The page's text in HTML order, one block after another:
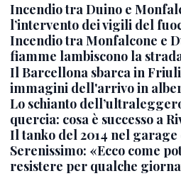
Incendio tra Duino e
l’intervento dei vigili del
Incendio tra Monfalcone e
fiamme lambiscono la
Il Barcellona sbarca in
immagini dell'arrivo in
Lo schianto
quercia: cosa è successo a
Il tanko del 2014 nel garage
Serenissimo: «Ecco come
resistere per qualche